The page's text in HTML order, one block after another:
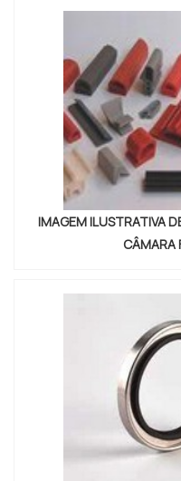
precisa de fita de
em uma empresa
encontrar o site da
possível encontrar
IMAGEM ILUSTRATIVA
CÂMARA